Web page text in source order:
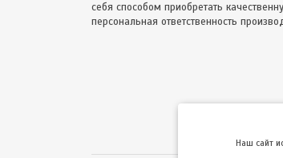
себя способом приобретать
персональная ответственность
Hаш сайт